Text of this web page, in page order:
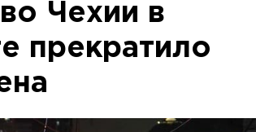
Чехии в
прекратило